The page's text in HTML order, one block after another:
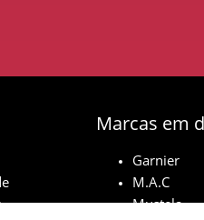
Marcas em
Garnier
M.A.C
Mustela